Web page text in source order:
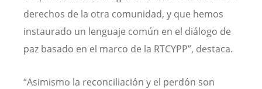
derechos de la otra comunidad, y que hemos
instaurado un lenguaje común en el diálogo de
paz basado en el marco de la RTCYPP”, destaca.
“Asimismo la reconciliación y el perdón son